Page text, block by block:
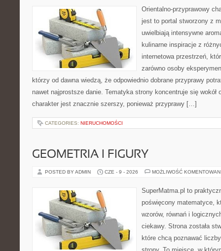
Orientalno-przyprawowy
jest to portal stworzony z
uwielbiają intensywne
kulinarne inspiracje z
internetowa przestrzeń,
zarówno osoby
którzy od dawna wiedzą, że odpowiednio dobrane przyprawy
nawet najprostsze danie. Tematyka strony koncentruje się wokół
charakter jest znacznie szerszy, ponieważ przyprawy […]
CATEGORIES: NIERUCHOMOŚCI
GEOMETRIA I FIGURY
POSTED BY ADMIN CZE - 9 - 2026 MOŻLIWOŚĆ
SuperMatma.pl to
poświęcony matematyce,
wzorów, równań i
ciekawy. Strona została
które chcą poznawać